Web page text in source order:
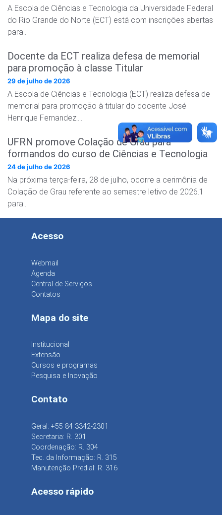
A Escola de Ciências e Tecnologia da Universidade Federal
do Rio Grande do Norte (ECT) está com inscrições abertas
para…
Docente da ECT realiza defesa de memorial
para promoção à classe Titular
29 de julho de 2026
A Escola de Ciências e Tecnologia (ECT) realiza defesa de
memorial para promoção à titular do docente José
Henrique Fernandez….
UFRN promove Colação de Grau para
formandos do curso de Ciências e Tecnologia
24 de julho de 2026
Na próxima terça-feira, 28 de julho, ocorre a cerimônia de
Colação de Grau referente ao semestre letivo de 2026.1
para…
Acesso
Webmail
Agenda
Central de Serviços
Contatos
Mapa do site
Institucional
Extensão
Cursos e programas
Pesquisa e Inovação
Contato
Geral: +55 84 3342-2301
Secretaria: R. 301
Coordenação: R. 304
Tec. da Informação: R. 315
Manutenção Predial: R. 316
Acesso rápido